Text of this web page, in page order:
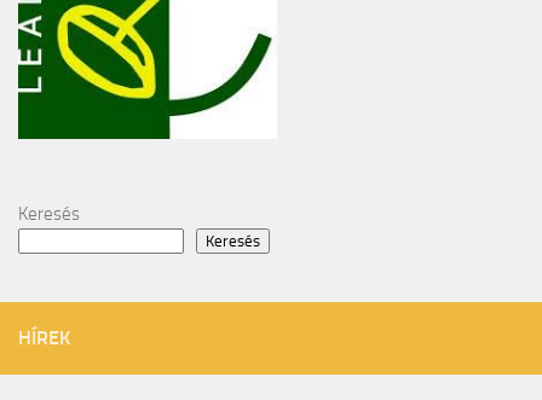
Keresés
Keresés
HÍREK